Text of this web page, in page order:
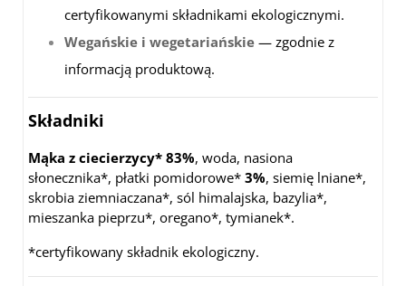
certyfikowanymi składnikami ekologicznymi.
Wegańskie i wegetariańskie — zgodnie z
informacją produktową.
Składniki
Mąka z ciecierzycy* 83%, woda, nasiona
słonecznika*, płatki pomidorowe* 3%, siemię lniane*,
skrobia ziemniaczana*, sól himalajska, bazylia*,
mieszanka pieprzu*, oregano*, tymianek*.
*certyfikowany składnik ekologiczny.